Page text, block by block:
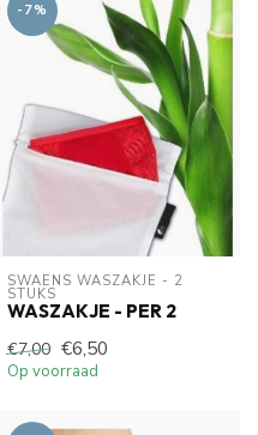
-7%
SWAENS WASZAKJE - 2
STUKS
WASZAKJE - PER 2
€7,00 €6,50
Op voorraad